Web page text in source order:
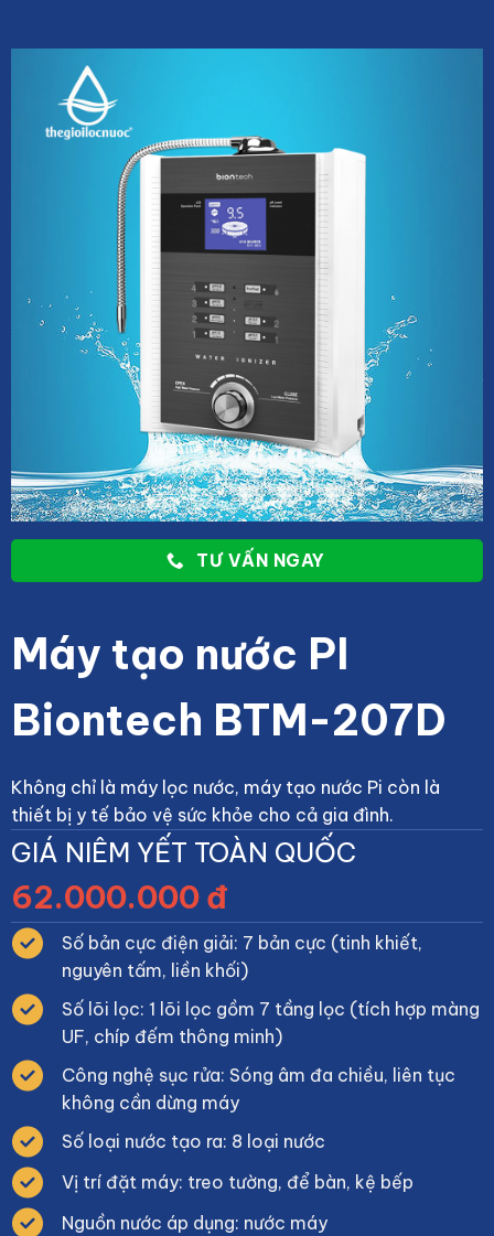
TƯ VẤN NGAY
Máy tạo nước PI
Biontech BTM-207D
Không chỉ là máy lọc nước, máy tạo nước Pi còn là
thiết bị y tế bảo vệ sức khỏe cho cả gia đình.
GIÁ NIÊM YẾT TOÀN QUỐC
62.000.000 đ
Số bản cực điện giải: 7 bản cực (tinh khiết,
nguyên tấm, liền khối)
Số lõi lọc: 1 lõi lọc gồm 7 tầng lọc (tích hợp màng
UF, chíp đếm thông minh)
Công nghệ sục rửa: Sóng âm đa chiều, liên tục
không cần dừng máy
Số loại nước tạo ra: 8 loại nước
Vị trí đặt máy: treo tường, để bàn, kệ bếp
Nguồn nước áp dụng: nước máy